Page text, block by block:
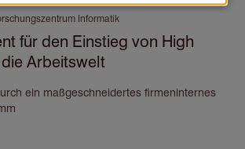
Informatik
für den Einstieg von High
Arbeitswelt
ein maßgeschneidertes firmeninternes